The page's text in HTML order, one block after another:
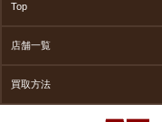
Top
店舗一覧
買取方法